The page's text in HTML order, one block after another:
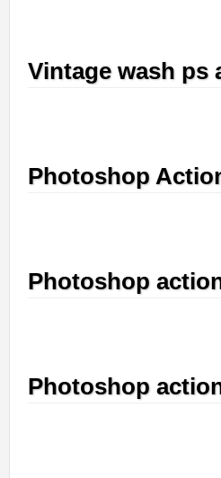
Vintage wash ps
Photoshop
Photoshop
Photoshop